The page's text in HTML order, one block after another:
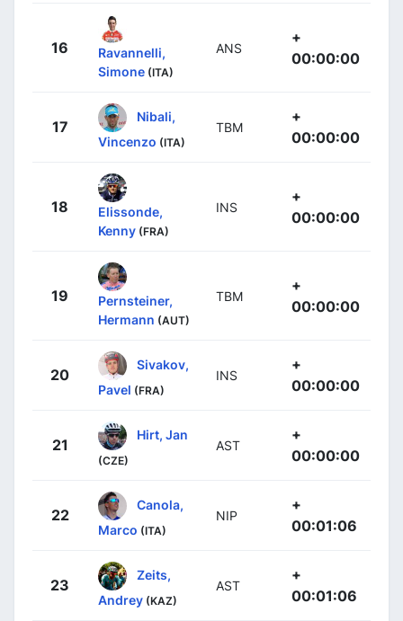
16
Ravannelli,
Simone (ITA)
ANS
+
00:00:00
17
Nibali,
Vincenzo (ITA)
TBM
+
00:00:00
18
Elissonde,
Kenny (FRA)
INS
+
00:00:00
19
Pernsteiner,
Hermann (AUT)
TBM
+
00:00:00
20
Sivakov,
Pavel (FRA)
INS
+
00:00:00
21
Hirt, Jan
(CZE)
AST
+
00:00:00
22
Canola,
Marco (ITA)
NIP
+
00:01:06
23
Zeits,
Andrey (KAZ)
AST
+
00:01:06